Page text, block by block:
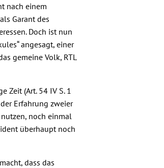
nach einem
Garant des
Doch ist nun
angesagt, einer
gemeine Volk, RTL
Zeit (Art. 54 IV S. 1
Erfahrung zweier
noch einmal
überhaupt noch
dass das